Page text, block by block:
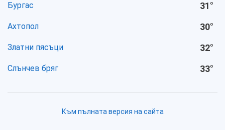
Бургас 31°
Ахтопол 30°
Златни пясъци 32°
Слънчев бряг 33°
Към пълната версия на сайта